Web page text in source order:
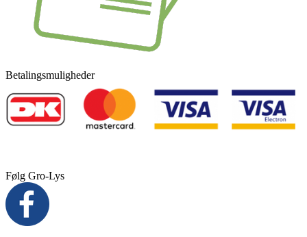
Betalingsmuligheder
Følg Gro-Lys